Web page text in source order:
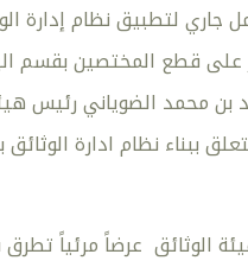
جاري لتطبيق نظام إدارة
على قطع المختصين بقسم
بن محمد الضوياني رئيس
ببناء نظام ادارة الوثائق
الوثائق عرضاً مرئياً